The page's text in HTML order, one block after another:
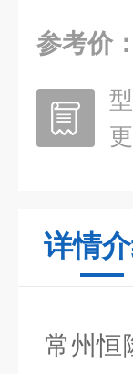
参考价：
详情
常州恒